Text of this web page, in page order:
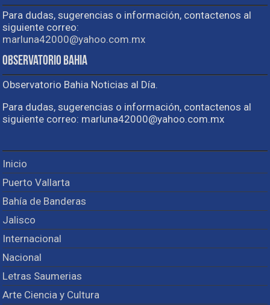
Para dudas, sugerencias o información, contactenos al
siguiente correo:
marluna42000@yahoo.com.mx
Observatorio Bahia
Observatorio Bahia Noticias al Día.
Para dudas, sugerencias o información, contactenos al
siguiente correo: marluna42000@yahoo.com.mx
Inicio
Puerto Vallarta
Bahía de Banderas
Jalisco
Internacional
Nacional
Letras Saumerias
Arte Ciencia y Cultura